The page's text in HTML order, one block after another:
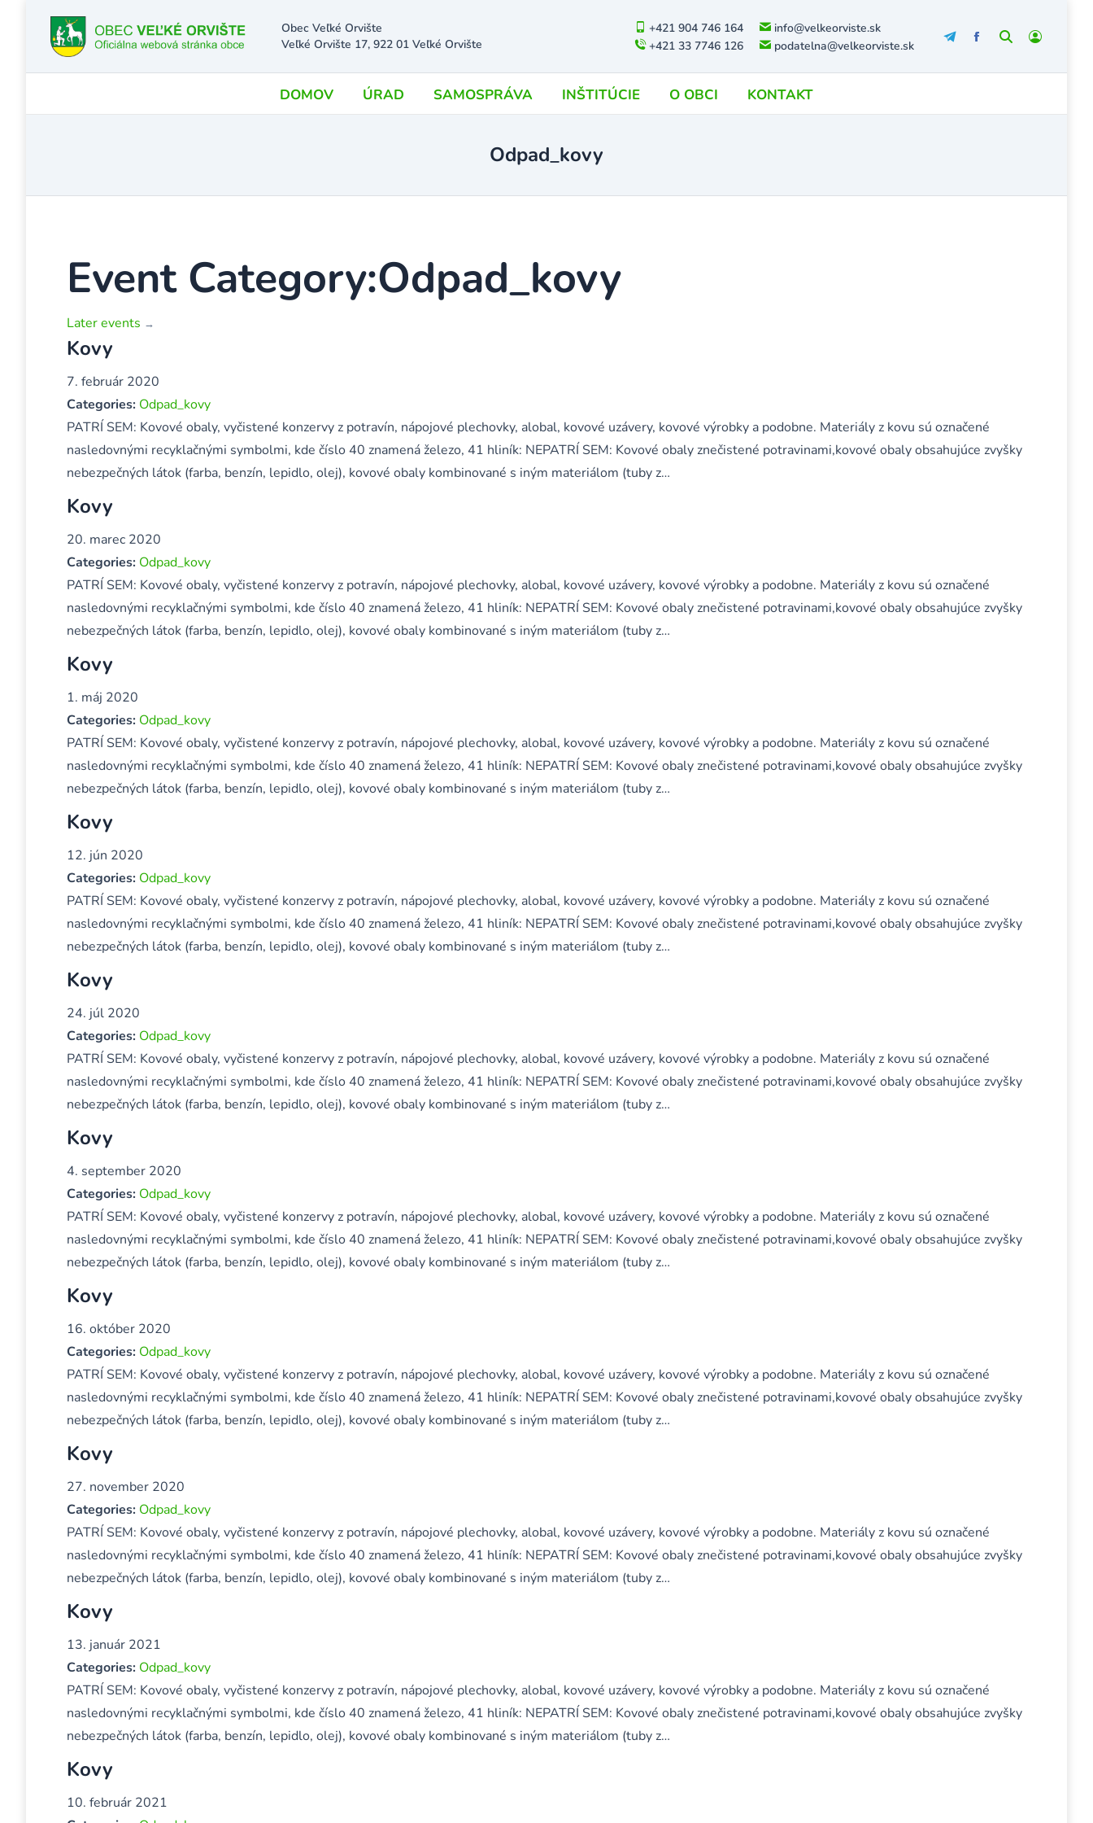
Obec Veľké Orvište
Veľké Orvište 17, 922 01 Veľké Orvište
+421 904 746 164
+421 33 7746 126
info@velkeorviste.sk
podatelna@velkeorviste.sk
Search:
DOMOV ÚRAD SAMOSPRÁVA INŠTITÚCIE O OBCI KONTAKT
Odpad_kovy
Event Category:Odpad_kovy
Later events →
Kovy
7. február 2020
Categories: Odpad_kovy
PATRÍ SEM: Kovové obaly, vyčistené konzervy z potravín, nápojové plechovky, alobal, kovové uzávery, kovové výrobky a podobne. Materiály z kovu sú označené
nasledovnými recyklačnými symbolmi, kde číslo 40 znamená železo, 41 hliník: NEPATRÍ SEM: Kovové obaly znečistené potravinami,kovové obaly obsahujúce zvyšky
nebezpečných látok (farba, benzín, lepidlo, olej), kovové obaly kombinované s iným materiálom (tuby z…
Kovy
20. marec 2020
Categories: Odpad_kovy
PATRÍ SEM: Kovové obaly, vyčistené konzervy z potravín, nápojové plechovky, alobal, kovové uzávery, kovové výrobky a podobne. Materiály z kovu sú označené
nasledovnými recyklačnými symbolmi, kde číslo 40 znamená železo, 41 hliník: NEPATRÍ SEM: Kovové obaly znečistené potravinami,kovové obaly obsahujúce zvyšky
nebezpečných látok (farba, benzín, lepidlo, olej), kovové obaly kombinované s iným materiálom (tuby z…
Kovy
1. máj 2020
Categories: Odpad_kovy
PATRÍ SEM: Kovové obaly, vyčistené konzervy z potravín, nápojové plechovky, alobal, kovové uzávery, kovové výrobky a podobne. Materiály z kovu sú označené
nasledovnými recyklačnými symbolmi, kde číslo 40 znamená železo, 41 hliník: NEPATRÍ SEM: Kovové obaly znečistené potravinami,kovové obaly obsahujúce zvyšky
nebezpečných látok (farba, benzín, lepidlo, olej), kovové obaly kombinované s iným materiálom (tuby z…
Kovy
12. jún 2020
Categories: Odpad_kovy
PATRÍ SEM: Kovové obaly, vyčistené konzervy z potravín, nápojové plechovky, alobal, kovové uzávery, kovové výrobky a podobne. Materiály z kovu sú označené
nasledovnými recyklačnými symbolmi, kde číslo 40 znamená železo, 41 hliník: NEPATRÍ SEM: Kovové obaly znečistené potravinami,kovové obaly obsahujúce zvyšky
nebezpečných látok (farba, benzín, lepidlo, olej), kovové obaly kombinované s iným materiálom (tuby z…
Kovy
24. júl 2020
Categories: Odpad_kovy
PATRÍ SEM: Kovové obaly, vyčistené konzervy z potravín, nápojové plechovky, alobal, kovové uzávery, kovové výrobky a podobne. Materiály z kovu sú označené
nasledovnými recyklačnými symbolmi, kde číslo 40 znamená železo, 41 hliník: NEPATRÍ SEM: Kovové obaly znečistené potravinami,kovové obaly obsahujúce zvyšky
nebezpečných látok (farba, benzín, lepidlo, olej), kovové obaly kombinované s iným materiálom (tuby z…
Kovy
4. september 2020
Categories: Odpad_kovy
PATRÍ SEM: Kovové obaly, vyčistené konzervy z potravín, nápojové plechovky, alobal, kovové uzávery, kovové výrobky a podobne. Materiály z kovu sú označené
nasledovnými recyklačnými symbolmi, kde číslo 40 znamená železo, 41 hliník: NEPATRÍ SEM: Kovové obaly znečistené potravinami,kovové obaly obsahujúce zvyšky
nebezpečných látok (farba, benzín, lepidlo, olej), kovové obaly kombinované s iným materiálom (tuby z…
Kovy
16. október 2020
Categories: Odpad_kovy
PATRÍ SEM: Kovové obaly, vyčistené konzervy z potravín, nápojové plechovky, alobal, kovové uzávery, kovové výrobky a podobne. Materiály z kovu sú označené
nasledovnými recyklačnými symbolmi, kde číslo 40 znamená železo, 41 hliník: NEPATRÍ SEM: Kovové obaly znečistené potravinami,kovové obaly obsahujúce zvyšky
nebezpečných látok (farba, benzín, lepidlo, olej), kovové obaly kombinované s iným materiálom (tuby z…
Kovy
27. november 2020
Categories: Odpad_kovy
PATRÍ SEM: Kovové obaly, vyčistené konzervy z potravín, nápojové plechovky, alobal, kovové uzávery, kovové výrobky a podobne. Materiály z kovu sú označené
nasledovnými recyklačnými symbolmi, kde číslo 40 znamená železo, 41 hliník: NEPATRÍ SEM: Kovové obaly znečistené potravinami,kovové obaly obsahujúce zvyšky
nebezpečných látok (farba, benzín, lepidlo, olej), kovové obaly kombinované s iným materiálom (tuby z…
Kovy
13. január 2021
Categories: Odpad_kovy
PATRÍ SEM: Kovové obaly, vyčistené konzervy z potravín, nápojové plechovky, alobal, kovové uzávery, kovové výrobky a podobne. Materiály z kovu sú označené
nasledovnými recyklačnými symbolmi, kde číslo 40 znamená železo, 41 hliník: NEPATRÍ SEM: Kovové obaly znečistené potravinami,kovové obaly obsahujúce zvyšky
nebezpečných látok (farba, benzín, lepidlo, olej), kovové obaly kombinované s iným materiálom (tuby z…
Kovy
10. február 2021